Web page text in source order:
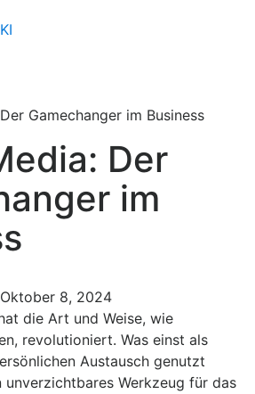
Gamechanger im Business
Der
im
Oktober 8, 2024
die Art und Weise, wie
revolutioniert. Was einst als
Austausch genutzt
unverzichtbares Werkzeug für das